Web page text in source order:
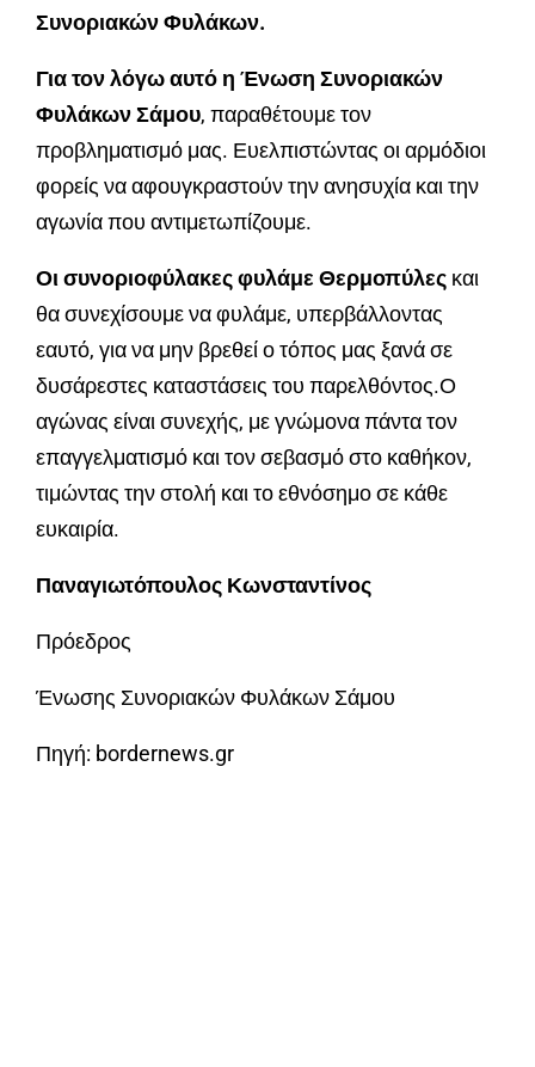
Συνοριακών Φυλάκων.
Για τον λόγω αυτό η Ένωση Συνοριακών
Φυλάκων Σάμου, παραθέτουμε τον
προβληματισμό μας. Ευελπιστώντας οι αρμόδιοι
φορείς να αφουγκραστούν την ανησυχία και την
αγωνία που αντιμετωπίζουμε.
Οι συνοριοφύλακες φυλάμε Θερμοπύλες και
θα συνεχίσουμε να φυλάμε, υπερβάλλοντας
εαυτό, για να μην βρεθεί ο τόπος μας ξανά σε
δυσάρεστες καταστάσεις του παρελθόντος.Ο
αγώνας είναι συνεχής, με γνώμονα πάντα τον
επαγγελματισμό και τον σεβασμό στο καθήκον,
τιμώντας την στολή και το εθνόσημο σε κάθε
ευκαιρία.
Παναγιωτόπουλος Κωνσταντίνος
Πρόεδρος
Ένωσης Συνοριακών Φυλάκων Σάμου
Πηγή: bordernews.gr